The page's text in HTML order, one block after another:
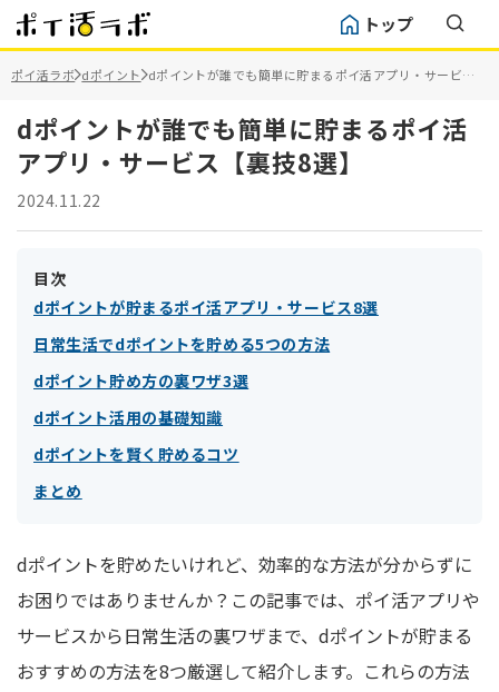
トップ
ポイ活ラボ dポイント dポイントが誰でも簡単に貯まるポイ活アプリ・サービス
【裏技8選】
dポイントが誰でも簡単に貯まるポイ活
アプリ・サービス【裏技8選】
2024.11.22
目次
dポイントが貯まるポイ活アプリ・サービス8選
日常生活でdポイントを貯める5つの方法
dポイント貯め方の裏ワザ3選
dポイント活用の基礎知識
dポイントを賢く貯めるコツ
まとめ
dポイントを貯めたいけれど、効率的な方法が分からずに
お困りではありませんか？この記事では、ポイ活アプリや
サービスから日常生活の裏ワザまで、dポイントが貯まる
おすすめの方法を8つ厳選して紹介します。これらの方法